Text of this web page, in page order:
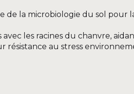
la microbiologie du sol pour
les racines du chanvre,
au stress